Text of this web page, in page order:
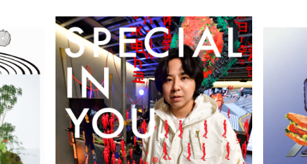
ニュース
レストラン・カフェ
TAX FREE
PARCOメンバーズ
한국어
ภาษาไทย